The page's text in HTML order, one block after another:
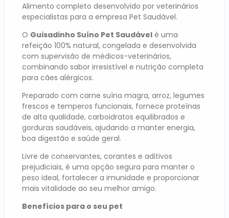
Alimento completo desenvolvido por veterinários
especialistas para a empresa Pet Saudável.
O Guisadinho Suíno Pet Saudável é uma
refeição 100% natural, congelada e desenvolvida
com supervisão de médicos-veterinários,
combinando sabor irresistível e nutrição completa
para cães alérgicos.
Preparado com carne suína magra, arroz, legumes
frescos e temperos funcionais, fornece proteínas
de alta qualidade, carboidratos equilibrados e
gorduras saudáveis, ajudando a manter energia,
boa digestão e saúde geral.
Livre de conservantes, corantes e aditivos
prejudiciais, é uma opção segura para manter o
peso ideal, fortalecer a imunidade e proporcionar
mais vitalidade ao seu melhor amigo.
Benefícios para o seu pet